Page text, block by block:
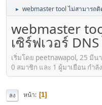
► webmaster tool ไม่สามารถติ
webmaster
เซิร์ฟเวอร์
เริ่มโดย peetnawapol, 25 มี
0 สมาชิก และ 1 ผู้มาเยือน กำ
ลง หน้า 1